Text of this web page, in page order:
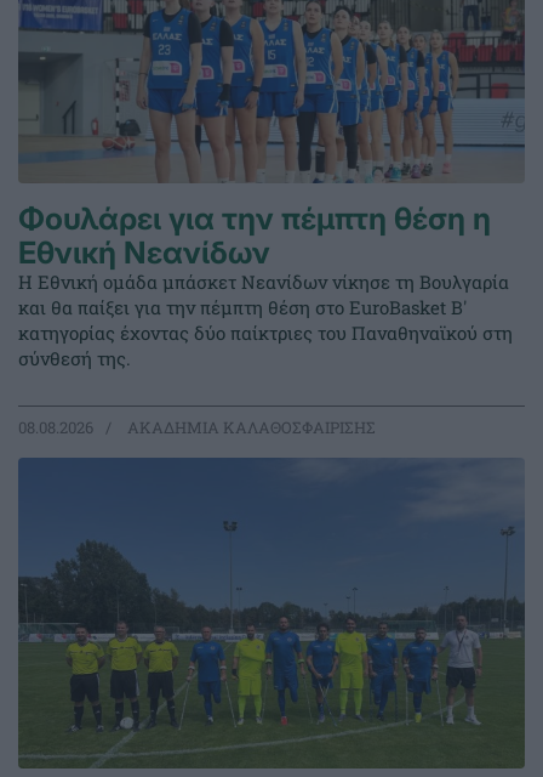
Φουλάρει για την πέμπτη θέση η
Εθνική Νεανίδων
Η Εθνική ομάδα μπάσκετ Νεανίδων νίκησε τη Βουλγαρία
και θα παίξει για την πέμπτη θέση στο EuroBasket Β'
κατηγορίας έχοντας δύο παίκτριες του Παναθηναϊκού στη
σύνθεσή της.
08.08.2026 ΑΚΑΔΗΜΙΑ ΚΑΛΑΘΟΣΦΑΙΡΙΣΗΣ